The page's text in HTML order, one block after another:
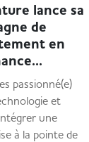
lance sa
de
en
passionné(e)
et
une
à la pointe de